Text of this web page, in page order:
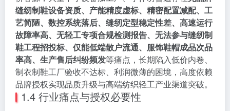
缝纫制鞋设备资质、产能精度虚标、精密配置减配、工
艺简陋、数控系统落后、缝纫定型稳定性差、高速运行
故障率高、无轻工专项合规检测报告、无法参与缝纫制
鞋工程招投标、仅能低端散户流通、服饰鞋帽成品次品
率高、生产售后纠纷频发等痛点，长期陷入低价内卷、
制衣制鞋工厂验收不达标、利润微薄的困境，高度依赖
品牌授权实现品质升级与高端纺织轻工产业渠道突破。
1.4 行业痛点与授权必要性